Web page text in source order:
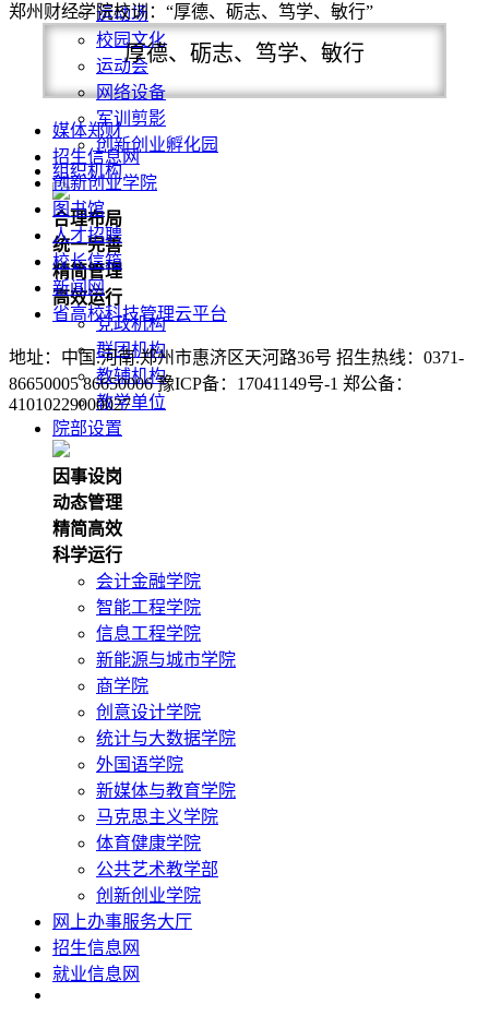
运动场
校园文化
运动会
网络设备
军训剪影
创新创业孵化园
组织机构
合理布局
统一完善
精简管理
高效运行
党政机构
群团机构
教辅机构
教学单位
院部设置
因事设岗
动态管理
精简高效
科学运行
会计金融学院
智能工程学院
信息工程学院
新能源与城市学院
商学院
创意设计学院
统计与大数据学院
外国语学院
新媒体与教育学院
马克思主义学院
体育健康学院
公共艺术教学部
创新创业学院
网上办事服务大厅
招生信息网
就业信息网
郑州财经学院校训：“厚德、砺志、笃学、敏行”
厚德、砺志、笃学、敏行
媒体郑财
招生信息网
创新创业学院
图书馆
人才招聘
校长信箱
新闻网
省高校科技管理云平台
地址：中国.河南.郑州市惠济区天河路36号 招生热线：0371-
86650005 86650006 豫ICP备：17041149号-1 郑公备：
41010229000027